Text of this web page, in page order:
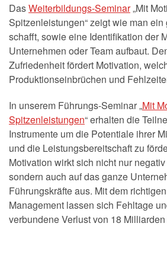
DasWeiterbildungs-Seminar„Mit
Spitzenleistungen“ zeigt wie man
schafft, sowie eine Identifikation der
Unternehmen oder Team aufbaut.
Zufriedenheit fördert Motivation,
Produktionseinbrüchen und
In unserem Führungs-Seminar „Mit
Spitzenleistungen“ erhalten die
Instrumente um die Potentiale ihrer
und die Leistungsbereitschaft zu
Motivation wirkt sich nicht nur
sondern auch auf das ganze
Führungskräfte aus. Mit dem
Management lassen sich Fehltage
verbundene Verlust von 18